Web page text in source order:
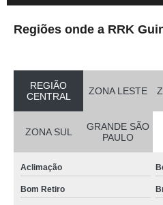
Regiões onde a RRK
REGIÃO
CENTRAL
ZONA LESTE
ZONA SUL
GRANDE SÃO
PAULO
Aclimação
Bom Retiro